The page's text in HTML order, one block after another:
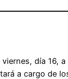
día 16,
a cargo de